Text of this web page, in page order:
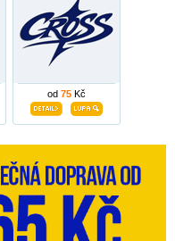
od 75 Kč